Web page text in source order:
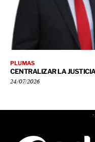
PLUMAS
CENTRALIZAR LA
24/07/2026
-